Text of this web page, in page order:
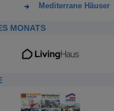
Mediterrane Häuser
MONATS